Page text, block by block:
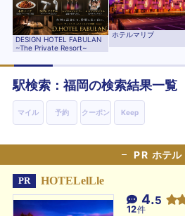
DESIGN HOTEL FABULAN
~The Private Resort~
ホテルマリブ
駅検索： 福岡の検索結果一覧
マイル 予約 クーポン Keep
PR ホテル
PR HOTELelLle
4.5
12件